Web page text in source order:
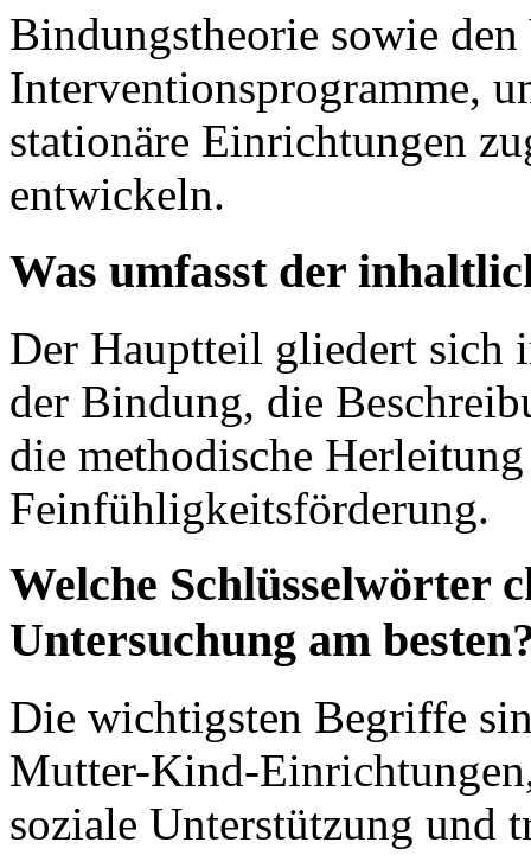
Bindungstheorie sowie den
Interventionsprogramme,
stationäre Einrichtungen
entwickeln.
Was umfasst der
Der Hauptteil gliedert sich
der Bindung, die
die methodische
Feinfühligkeitsförderung.
Welche Schlüsselwörter
Untersuchung am
Die wichtigsten Begriffe
Mutter-Kind-
soziale Unterstützung und